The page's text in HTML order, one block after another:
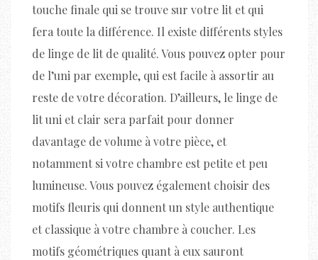
touche finale qui se trouve sur votre lit et qui
fera toute la différence. Il existe différents styles
de linge de lit de qualité. Vous pouvez opter pour
de l’uni par exemple, qui est facile à assortir au
reste de votre décoration. D’ailleurs, le linge de
lit uni et clair sera parfait pour donner
davantage de volume à votre pièce, et
notamment si votre chambre est petite et peu
lumineuse. Vous pouvez également choisir des
motifs fleuris qui donnent un style authentique
et classique à votre chambre à coucher. Les
motifs géométriques quant à eux sauront